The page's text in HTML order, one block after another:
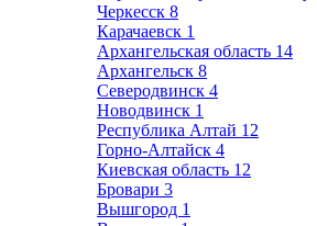
Черкесск 8
Карачаевск 1
Архангельская область 14
Архангельск 8
Северодвинск 4
Новодвинск 1
Республика Алтай 12
Горно-Алтайск 4
Киевская область 12
Бровари 3
Вышгород 1